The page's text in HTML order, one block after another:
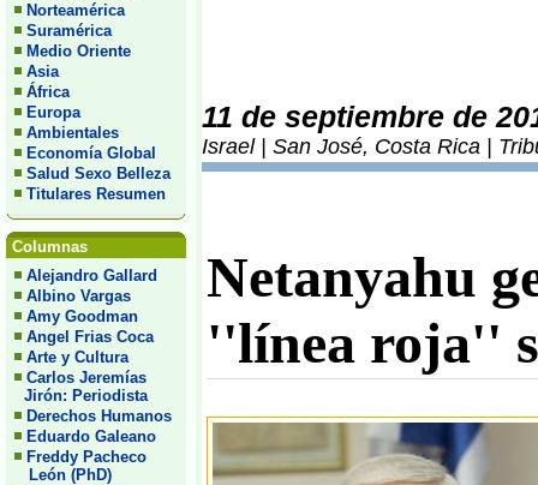
Norteamérica
Suramérica
Medio Oriente
Asia
África
Europa
Ambientales
Economía Global
Salud Sexo Belleza
Titulares Resumen
Columnas
Alejandro Gallard
Albino Vargas
Amy Goodman
Angel Frias Coca
Arte y Cultura
Carlos Jeremías
Jirón: Periodista
Derechos Humanos
Eduardo Galeano
Freddy Pacheco
León (PhD)
11 de septiembre de
Israel | San José, Costa Rica |
Netanyahu
''línea roja''